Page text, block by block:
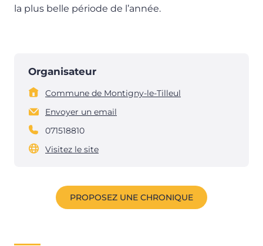
la plus belle période de l’année.
Organisateur
Commune de Montigny-le-Tilleul
Envoyer un email
071518810
Visitez le site
PROPOSEZ UNE CHRONIQUE